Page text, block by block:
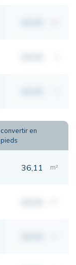
convertir en
pieds
36,11 m²